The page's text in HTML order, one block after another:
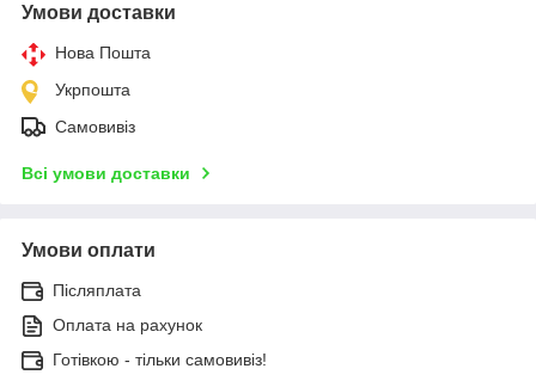
Умови доставки
Нова Пошта
Укрпошта
Самовивіз
Всі умови доставки
Умови оплати
Післяплата
Оплата на рахунок
Готівкою - тільки самовивіз!